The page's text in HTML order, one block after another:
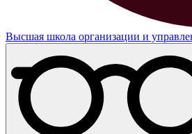
Высшая школа организации и